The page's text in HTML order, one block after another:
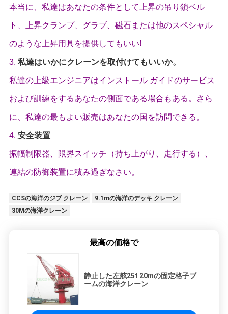
本当に、私達はあなたの条件として上昇の吊り鎖ベル
ト、上昇クランプ、グラブ、磁石または他のスペシャル
のような上昇用具を提供してもいい!
3. 私達はいかにクレーンを取付けてもいいか。
私達の上級エンジニアはインストール ガイドのサービス
および訓練をするあなたの側面である場合もある。さら
に、私達の最もよい販売はあなたの国を訪問できる。
4. 安全装置
振幅制限器、限界スイッチ（持ち上がり、走行する）、
連結の防御装置に積み過ぎなさい。
CCSの海洋のジブ クレーン
9.1mの海洋のデッキ クレーン
30Mの海洋クレーン
最高の価格で
静止した左舷25t 20mの固定格子ブ
ームの海洋クレーン